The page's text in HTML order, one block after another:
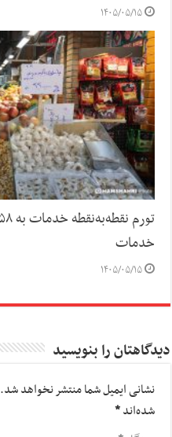
۱۴۰۵/۰۵/۱۵
خدمات
۱۴۰۵/۰۵/۱۵
دیدگاهتان را بنویسید
نشانی ایمیل شما منتشر نخواهد شد.
شده‌اند*